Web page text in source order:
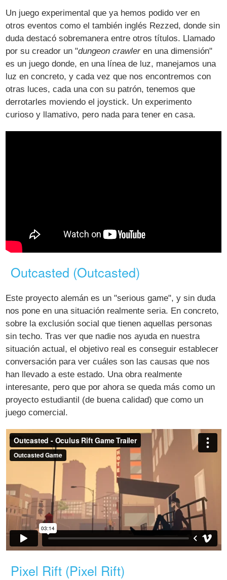
Un juego experimental que ya hemos podido ver en
otros eventos como el también inglés Rezzed, donde sin
duda destacó sobremanera entre otros títulos. Llamado
por su creador un "dungeon crawleren una dimensión"
es un juego donde, en una línea de luz, manejamos una
luz en concreto, y cada vez que nos encontremos con
otras luces, cada una con su patrón, tenemos que
derrotarles moviendo el joystick. Un experimento
curioso y llamativo, pero nada para tener en casa.
Outcasted (Outcasted)
Este proyecto alemán es un "serious game", y sin duda
nos pone en una situación realmente seria. En concreto,
sobre la exclusión social que tienen aquellas personas
sin techo. Tras ver que nadie nos ayuda en nuestra
situación actual, el objetivo real es conseguir establecer
conversación para ver cuáles son las causas que nos
han llevado a este estado. Una obra realmente
interesante, pero que por ahora se queda más como un
proyecto estudiantil (de buena calidad) que como un
juego comercial.
Pixel Rift (Pixel Rift)